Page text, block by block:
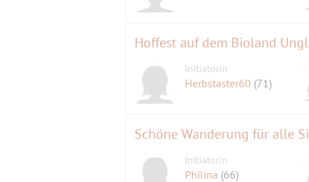
Hoffest auf dem Bioland
Initiatorin
Herbstaster60 (71)
Schöne Wanderung für alle
Initiatorin
Philina (66)